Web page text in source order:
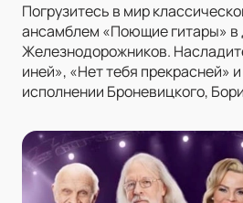
Погрузитесь в мир
ансамблем «Поющие гитары»
Железнодорожников.
иней», «Нет тебя прекрасней»
исполнении Броневицкого,